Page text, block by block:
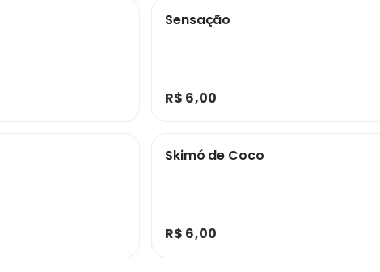
Sensação
R$ 6,00
Skimó de Coco
R$ 6,00